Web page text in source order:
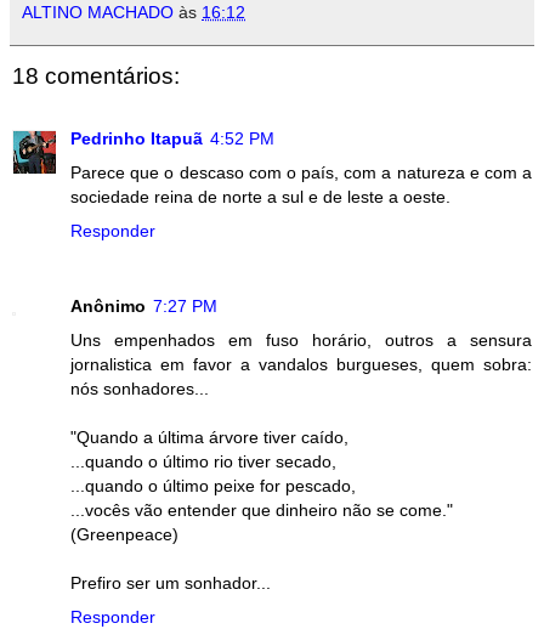
ALTINO MACHADO às 16:12
18 comentários:
Pedrinho Itapuã 4:52 PM
Parece que o descaso com o país, com a natureza e com a
sociedade reina de norte a sul e de leste a oeste.
Responder
Anônimo 7:27 PM
Uns empenhados em fuso horário, outros a sensura
jornalistica em favor a vandalos burgueses, quem sobra:
nós sonhadores...
"Quando a última árvore tiver caído,
...quando o último rio tiver secado,
...quando o último peixe for pescado,
...vocês vão entender que dinheiro não se come."
(Greenpeace)
Prefiro ser um sonhador...
Responder